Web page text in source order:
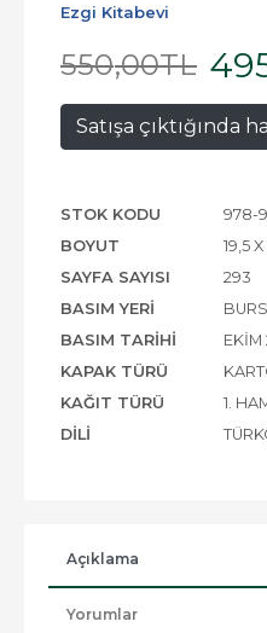
Ezgi Kitabevi
550,00TL
Satışa çıktığında
STOK KODU
978-
BOYUT
19,5 X
SAYFA SAYISI
293
BASIM YERI
BASIM TARIHI
EKIM
KAPAK TÜRÜ
KAĞIT TÜRÜ
1.
DILI
Açıklama
Yorumlar